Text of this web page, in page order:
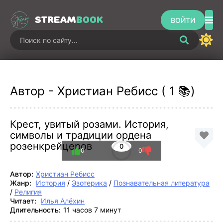
STREAMBOOK ВОЙТИ
Автор - Христиан Ребисс ( 1 📚)
Крест, увитый розами. История,
символы и традиции ордена
розенкрейцеров
0
0 0
Автор: Христиан Ребисс
Жанр:
История / Эзотерика / Познавательная литература
/ Религия
Читает:
Илья Алёхин
Длительность: 11 часов 7 минут